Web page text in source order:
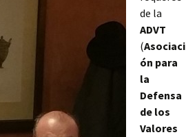
de la
ADVT
(Asociaci
ón para
la
Defensa
de los
Valores